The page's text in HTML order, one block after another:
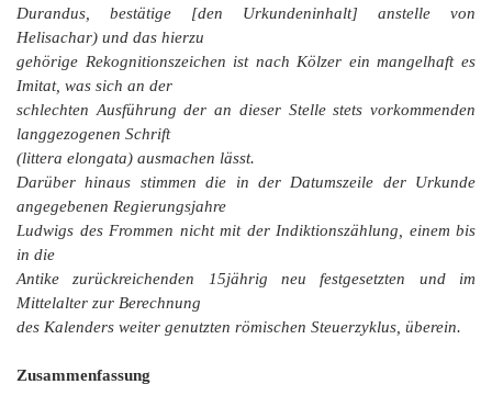
Durandus, bestätige [den Urkundeninhalt] anstelle von
Helisachar) und das hierzu
gehörige Rekognitionszeichen ist nach Kölzer ein mangelhaft es
Imitat, was sich an der
schlechten Ausführung der an dieser Stelle stets vorkommenden
langgezogenen Schrift
(littera elongata) ausmachen lässt.
Darüber hinaus stimmen die in der Datumszeile der Urkunde
angegebenen Regierungsjahre
Ludwigs des Frommen nicht mit der Indiktionszählung, einem bis
in die
Antike zurückreichenden 15jährig neu festgesetzten und im
Mittelalter zur Berechnung
des Kalenders weiter genutzten römischen Steuerzyklus, überein.
Zusammenfassung